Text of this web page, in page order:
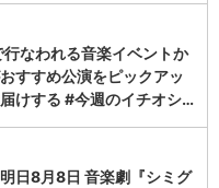
なわれる音楽イベントか
すすめ公演をピックアッ
けする #今週のイチオシ…
日8月8日 音楽劇『シミグ